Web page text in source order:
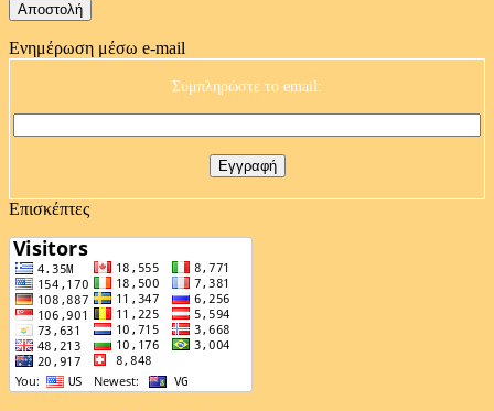
Ενημέρωση μέσω e-mail
Συμπληρώστε το email:
Επισκέπτες